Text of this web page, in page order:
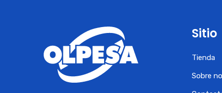
Sitio
Tienda
Sobre